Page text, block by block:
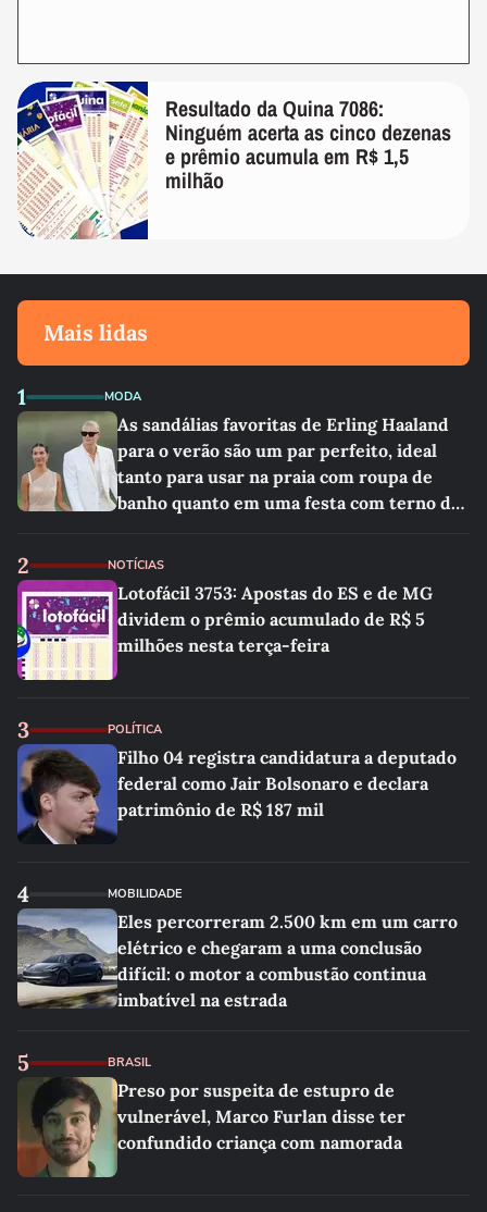
Resultado da Quina 7086:
Ninguém acerta as cinco dezenas
e prêmio acumula em R$ 1,5
milhão
Mais lidas
1 MODA
As sandálias favoritas de Erling Haaland
para o verão são um par perfeito, ideal
tanto para usar na praia com roupa de
banho quanto em uma festa com terno de
2 NOTÍCIAS
Lotofácil 3753: Apostas do ES e de MG
dividem o prêmio acumulado de R$ 5
milhões nesta terça-feira
3 POLÍTICA
Filho 04 registra candidatura a deputado
federal como Jair Bolsonaro e declara
patrimônio de R$ 187 mil
4 MOBILIDADE
Eles percorreram 2.500 km em um carro
elétrico e chegaram a uma conclusão
difícil: o motor a combustão continua
imbatível na estrada
5 BRASIL
Preso por suspeita de estupro de
vulnerável, Marco Furlan disse ter
confundido criança com namorada